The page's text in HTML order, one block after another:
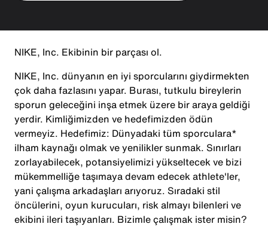
NIKE, Inc. Ekibinin bir parçası ol.
NIKE, Inc. dünyanın en iyi sporcularını giydirmekten
çok daha fazlasını yapar. Burası, tutkulu bireylerin
sporun geleceğini inşa etmek üzere bir araya geldiği
yerdir. Kimliğimizden ve hedefimizden ödün
vermeyiz. Hedefimiz: Dünyadaki tüm sporculara*
ilham kaynağı olmak ve yenilikler sunmak. Sınırları
zorlayabilecek, potansiyelimizi yükseltecek ve bizi
mükemmelliğe taşımaya devam edecek athlete'ler,
yani çalışma arkadaşları arıyoruz. Sıradaki stil
öncülerini, oyun kurucuları, risk almayı bilenleri ve
ekibini ileri taşıyanları. Bizimle çalışmak ister misin?